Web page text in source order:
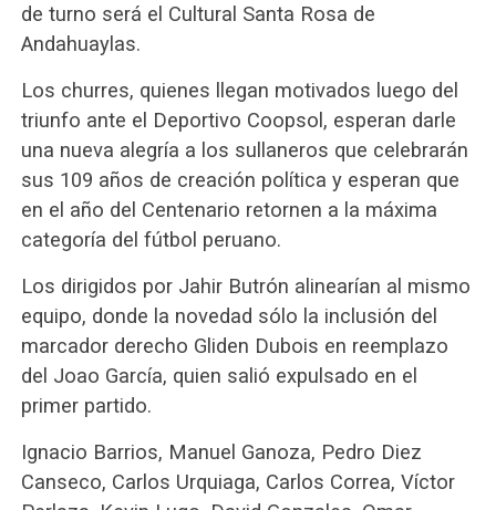
de turno será el Cultural Santa Rosa de
Andahuaylas.
Los churres, quienes llegan motivados luego del
triunfo ante el Deportivo Coopsol, esperan darle
una nueva alegría a los sullaneros que celebrarán
sus 109 años de creación política y esperan que
en el año del Centenario retornen a la máxima
categoría del fútbol peruano.
Los dirigidos por Jahir Butrón alinearían al mismo
equipo, donde la novedad sólo la inclusión del
marcador derecho Gliden Dubois en reemplazo
del Joao García, quien salió expulsado en el
primer partido.
Ignacio Barrios, Manuel Ganoza, Pedro Diez
Canseco, Carlos Urquiaga, Carlos Correa, Víctor